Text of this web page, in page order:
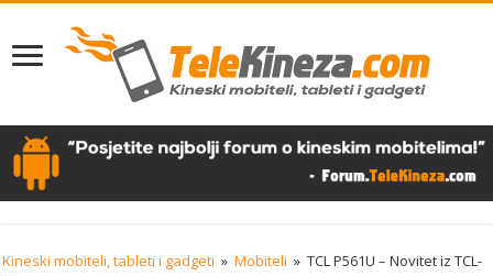
Kineski mobiteli, tableti i gadgeti » Mobiteli » TCL P561U – Novitet iz TCL-